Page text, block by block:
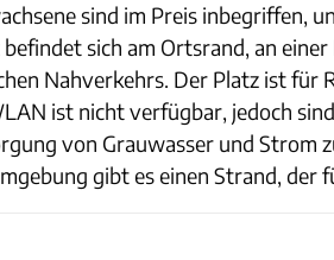
sind im Preis inbegriffen,
sich am Ortsrand, an
Nahverkehrs. Der Platz ist
ist nicht verfügbar, jedoch
von Grauwasser und Strom
gibt es einen Strand,